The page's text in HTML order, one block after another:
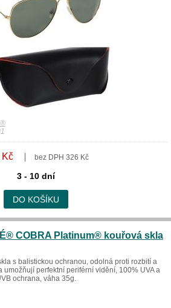
Kč bez DPH 326 Kč
3 - 10 dní
DO KOŠÍKU
COBRA Platinum® kouřová skla
s balistickou ochranou, odolná proti rozbití a
umožňují perfektní periférní vidění, 100% UVA a
ochrana, váha 35g.